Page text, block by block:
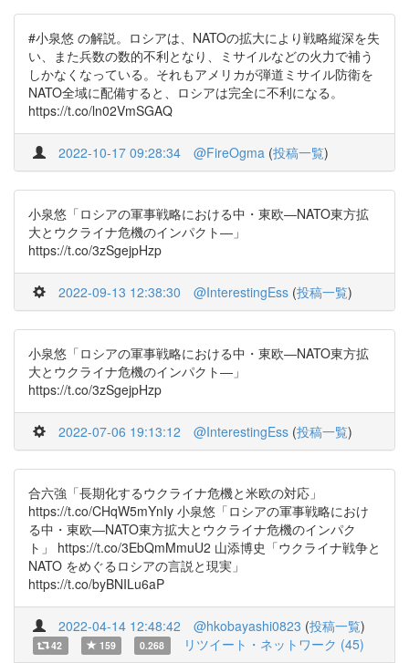
#小泉悠 の解説。ロシアは、NATOの拡大により戦略縦深を失
い、また兵数の数的不利となり、ミサイルなどの火力で補う
しかなくなっている。それもアメリカが弾道ミサイル防衛を
NATO全域に配備すると、ロシアは完全に不利になる。
https://t.co/ln02VmSGAQ
2022-10-17 09:28:34 @FireOgma (投稿一覧)
小泉悠「ロシアの軍事戦略における中・東欧―NATO東方拡
大とウクライナ危機のインパクト―」
https://t.co/3zSgejpHzp
2022-09-13 12:38:30 @InterestingEss (投稿一覧)
小泉悠「ロシアの軍事戦略における中・東欧―NATO東方拡
大とウクライナ危機のインパクト―」
https://t.co/3zSgejpHzp
2022-07-06 19:13:12 @InterestingEss (投稿一覧)
合六強「長期化するウクライナ危機と米欧の対応」
https://t.co/CHqW5mYnIy 小泉悠「ロシアの軍事戦略におけ
る中・東欧―NATO東方拡大とウクライナ危機のインパク
ト」 https://t.co/3EbQmMmuU2 山添博史「ウクライナ戦争と
NATO をめぐるロシアの言説と現実」
https://t.co/byBNILu6aP
2022-04-14 12:48:42 @hkobayashi0823 (投稿一覧)
42 159 0.268 リツイート・ネットワーク (45)